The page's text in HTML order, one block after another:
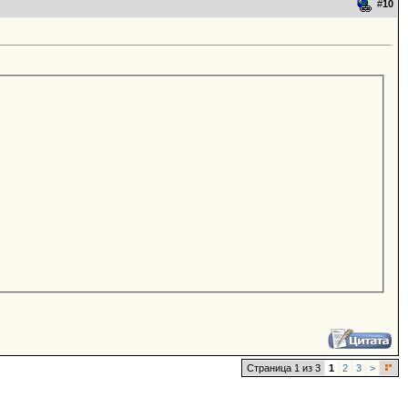
#10
Страница 1 из 3 1 2 3 >